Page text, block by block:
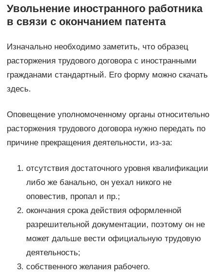
Увольнение иностранного работника
в связи с окончанием патента
Изначально необходимо заметить, что образец
расторжения трудового договора с иностранными
гражданами стандартный. Его форму можно скачать
здесь.
Оповещение уполномоченному органы относительно
расторжения трудового договора нужно передать по
причине прекращения деятельности, из-за:
отсутствия достаточного уровня квалификации
либо же банально, он уехал никого не
оповестив, пропал и пр.;
окончания срока действия оформленной
разрешительной документации, поэтому он не
может дальше вести официальную трудовую
деятельность;
собственного желания рабочего.